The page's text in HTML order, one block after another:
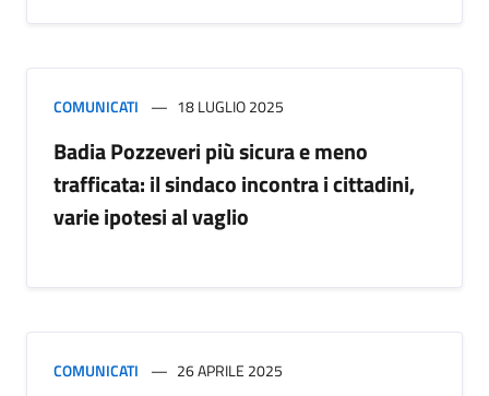
COMUNICATI 18 LUGLIO 2025
Badia Pozzeveri più sicura e meno
trafficata: il sindaco incontra i cittadini,
varie ipotesi al vaglio
COMUNICATI 26 APRILE 2025